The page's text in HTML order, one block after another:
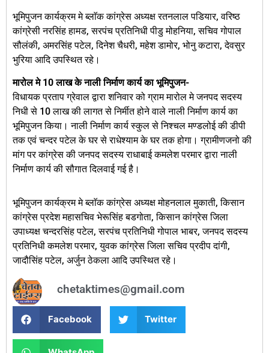
भूमिपुजन कार्यक्रम मे ब्लाॅक कांग्रेस अध्यक्ष रतनलाल पडियार, वरिष्ठ
कांग्रेसी नरसिंह हामड, सरपंच प्रतिनिधी पीडु मोहनिया, सचिव गोपाल
सौलंकी, अमरसिंह पटेल, दिनेश चैधरी, महेश डामोर, भोनु कटारा, देवसुर
भुरिया आदि उपस्थित रहे।
मारोल मे 10 लाख के नाली निर्माण कार्य का भूमिपुजन-
विधायक प्रताप ग्रेवाल द्वारा शनिवार को ग्राम मारोल मे जनपद सदस्य
निधी से 10 लाख की लागत से निर्मीत होने वाले नाली निर्माण कार्य का
भूमिपुजन किया। नाली निर्माण कार्य स्कुल से निश्चल मण्डलोई की डीपी
तक एवं चन्दर पटेल के घर से राधेश्याम के घर तक होगा। ग्रामीणजनो की
मांग पर कांग्रेस की जनपद सदस्य राधाबाई कमलेश परमार द्वारा नाली
निर्माण कार्य की सौगात दिलवाई गई है।
भूमिपुजन कार्यक्रम मे ब्लाॅक कांग्रेस अध्यक्ष मोहनलाल मुकाती, किसान
कांग्रेस प्रदेश महासचिव भेरूसिंह बडगोता, किसान कांग्रेस जिला
उपाध्यक्ष चन्दरसिंह पटेल, सरपंच प्रतिनिधी गोपाल भाबर, जनपद सदस्य
प्रतिनिधी कमलेश परमार, युवक कांग्रेस जिला सचिव प्रदीप दांगी,
जादौसिंह पटेल, अर्जुन ठेकला आदि उपस्थित रहे।
chetaktimes@gmail.com
Facebook Twitter